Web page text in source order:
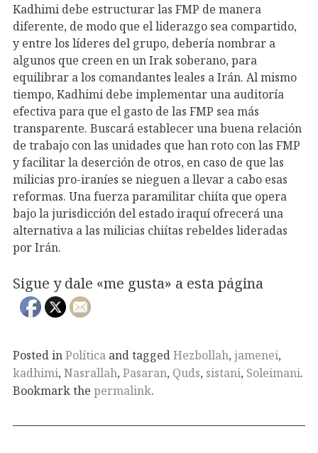
Kadhimi debe estructurar las FMP de manera
diferente, de modo que el liderazgo sea compartido,
y entre los líderes del grupo, debería nombrar a
algunos que creen en un Irak soberano, para
equilibrar a los comandantes leales a Irán. Al mismo
tiempo, Kadhimi debe implementar una auditoría
efectiva para que el gasto de las FMP sea más
transparente. Buscará establecer una buena relación
de trabajo con las unidades que han roto con las FMP
y facilitar la deserción de otros, en caso de que las
milicias pro-iraníes se nieguen a llevar a cabo esas
reformas. Una fuerza paramilitar chiíta que opera
bajo la jurisdicción del estado iraquí ofrecerá una
alternativa a las milicias chiítas rebeldes lideradas
por Irán.
Sigue y dale «me gusta» a esta página
Posted inPolítica and taggedHezbollah, jamenei,
kadhimi, Nasrallah, Pasaran, Quds, sistani, Soleimani.
Bookmark the permalink.